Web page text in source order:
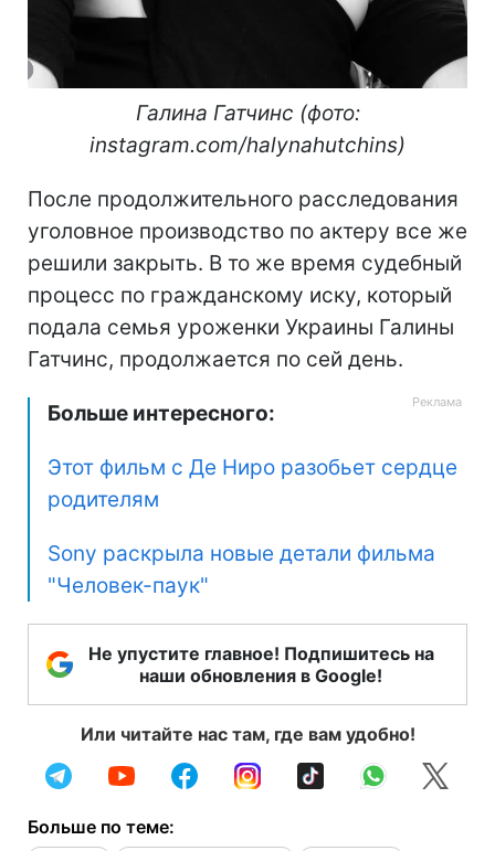
Галина Гатчинс (фото:
instagram.com/halynahutchins)
После продолжительного расследования
уголовное производство по актеру все же
решили закрыть. В то же время судебный
процесс по гражданскому иску, который
подала семья уроженки Украины Галины
Гатчинс, продолжается по сей день.
Больше интересного:
Этот фильм с Де Ниро разобьет сердце
родителям
Sony раскрыла новые детали фильма
"Человек-паук"
Не упустите главное! Подпишитесь на
наши обновления в Google!
Или читайте нас там, где вам удобно!
Больше по теме: